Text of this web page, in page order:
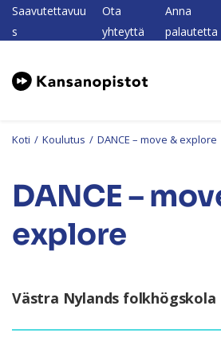
Saavutettavuu
s
Ota
yhteyttä
Anna
palautetta
Koti / Koulutus / DANCE – move & explore
DANCE –
explore
Västra Nylands folkhögskola